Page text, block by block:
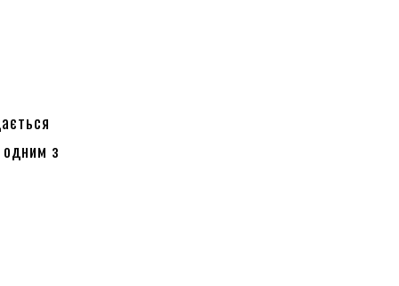
одним з